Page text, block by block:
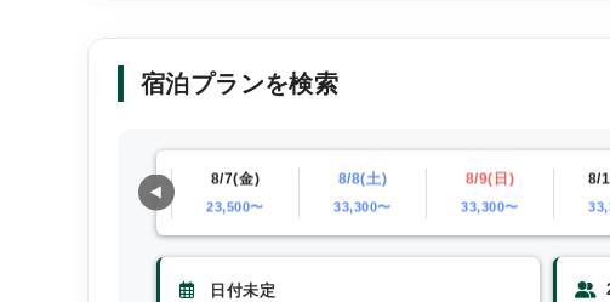
宿泊プランを検索
8/7(金)
23,500〜
8/8(土)
33,300〜
8/9(日)
33,300〜
8/